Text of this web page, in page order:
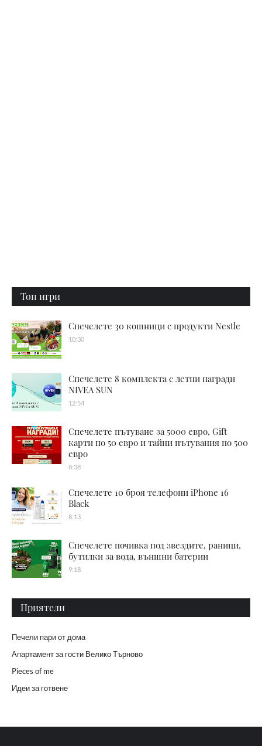
Топ игри
Спечелете 30 кошници с продукти Nestle
10:30
Спечелете 8 комплекта с летни награди
NIVEA SUN
12:54
Спечелете пътуване за 5000 евро, Gift
карти по 50 евро и тайни пътувания по 500
евро
8:38
Спечелете 10 броя телефони iPhone 16
Black
8:13
Спечелете почивка под звездите, раници,
бутилки за вода, външни батерии
9:18
Приятели
Печели пари от дома
Апартамент за гости Велико Търново
Pieces of me
Идеи за готвене